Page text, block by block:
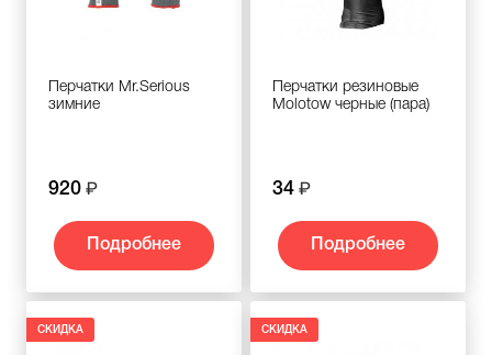
Перчатки Mr.Serious
зимние
920
Подробнее
Перчатки резиновые
Molotow черные (пара)
34
Подробнее
СКИДКА СКИДКА